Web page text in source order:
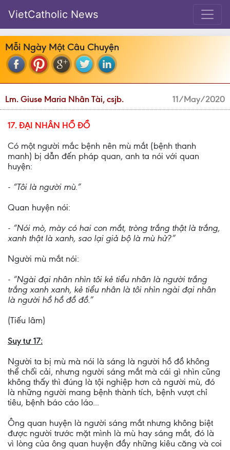
VietCatholic News
Mỗi Ngày Một Câu Chuyện
Lm. Giuse Maria Nhân Tài, csjb. 11/May/2020
17. ĐẠI NHÂN HỒ ĐỒ
Có một người mắc bệnh nên mù mắt (bệnh thanh
manh) bị dẫn đến pháp quan, anh ta nói với quan
huyện:
- “Tôi là người mù.”
Quan huyện nói:
- “Nói mò, mày có hai con mắt, tròng trắng thật là trắng,
xanh thật là xanh, sao lại giả bộ là mù hử?”
Người mù mắt nói:
- “Ngài đại nhân nhìn tôi kẻ tiểu nhân là người trắng
trắng xanh xanh, kẻ tiểu nhân là tôi nhìn ngài đại nhân
là người hồ hồ đồ đồ.”
(Tiếu lâm)
Suy tư 17:
Người ta bị mù mà nói là sáng là người hồ đồ không
thể chối cải, nhưng người sáng mắt mà cái gì nhìn cũng
không thấy thì đúng là tội nghiệp hơn cả người mù, đó
là những người mang bệnh thành tích, bệnh vượt chỉ
tiêu, bệnh báo cáo láo...
Ông quan huyện là người sáng mắt nhưng không biệt
được người trước mặt mình là mù hay sáng mắt, đó là
vì lòng của ông quan huyện đầy những kiêu căng và coi